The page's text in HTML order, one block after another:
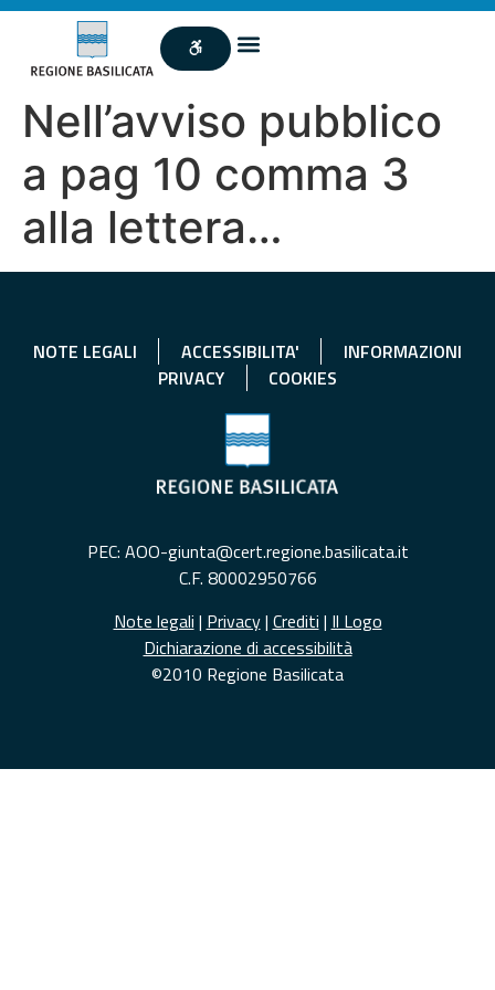
Nell’avviso pubblico
a pag 10 comma 3
alla lettera…
NOTE LEGALI ACCESSIBILITA'
INFORMAZIONI
PRIVACY
COOKIES
PEC: AOO-giunta@cert.regione.basilicata.it
C.F. 80002950766
Note legali | Privacy| Crediti | Il Logo
Dichiarazione di accessibilità
©2010 Regione Basilicata